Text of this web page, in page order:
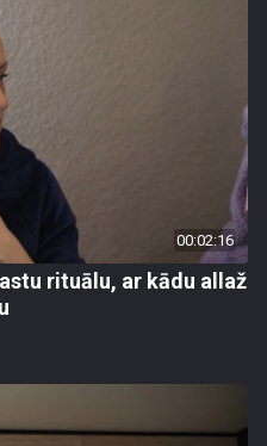
00:02:16
rituālu, ar kādu allaž